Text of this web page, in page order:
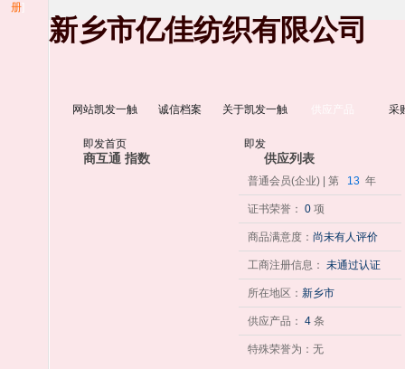
册
新乡市亿佳纺织有限公司
网站凯发一触
即发首页
诚信档案 关于凯发一触
即发
采
商互通 指数 供应列表
普通会员(企业) | 第 13 年
证书荣誉： 0 项
商品满意度： 尚未有人评价
工商注册信息： 未通过认证
所在地区： 新乡市
供应产品： 4 条
特殊荣誉为：无